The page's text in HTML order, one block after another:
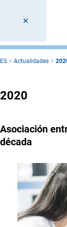
ES Actualidades
2020
Asociación
década